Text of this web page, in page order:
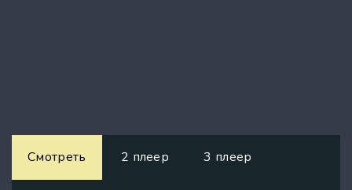
Смотреть 2 плеер 3 плеер